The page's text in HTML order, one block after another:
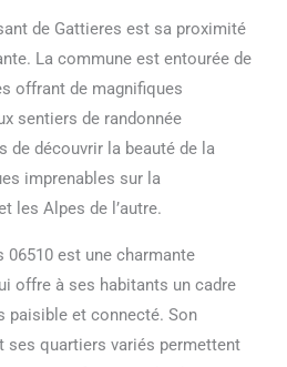
de Gattieres est sa proximité
La commune est entourée de
offrant de magnifiques
sentiers de randonnée
de découvrir la beauté de la
imprenables sur la
les Alpes de l’autre.
06510 est une charmante
offre à ses habitants un cadre
paisible et connecté. Son
ses quartiers variés permettent